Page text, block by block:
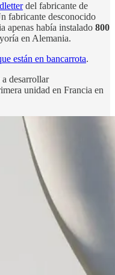
del fabricante de
fabricante desconocido
apenas había instalado 800
en Alemania.
están en bancarrota.
desarrollar
unidad en Francia en